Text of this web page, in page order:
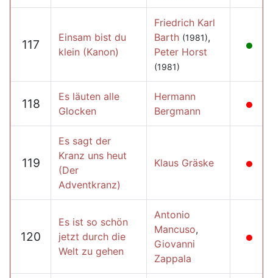
117
Einsam bist du
klein (Kanon)
Friedrich Karl
Barth (1981),
Peter Horst
(1981)
118
Es läuten alle
Glocken
Hermann
Bergmann
119
Es sagt der
Kranz uns heut
(Der
Adventkranz)
Klaus Gräske
120
Es ist so schön
jetzt durch die
Welt zu gehen
Antonio
Mancuso,
Giovanni
Zappala